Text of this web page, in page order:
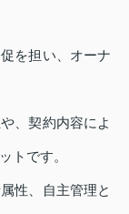
を担い、オーナ
、契約内容によ
トです。
性、自主管理と